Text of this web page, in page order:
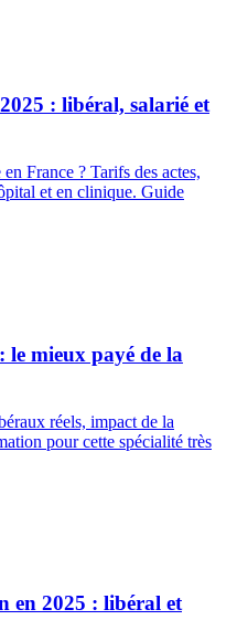
: libéral, salarié et
France ? Tarifs des actes,
et en clinique. Guide
le mieux payé de la
réels, impact de la
pour cette spécialité très
en 2025 : libéral et